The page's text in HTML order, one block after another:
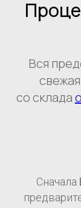
Вся
со склада
Сначала